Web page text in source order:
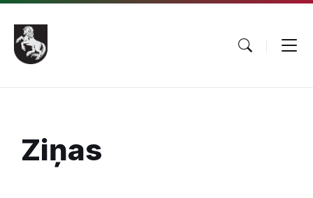
Pāriet
saturu
Skip
main
navigation
Skip
footer
Ziņas